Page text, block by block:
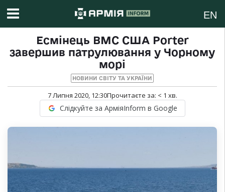
EN
Есмінець ВМС США Porter
завершив патрулювання у Чорному
морі
НОВИНИ СВІТУ ТА УКРАЇНИ
7 Липня 2020, 12:30Прочитаєте за: < 1 хв.
Слідкуйте за АрміяInform в Google